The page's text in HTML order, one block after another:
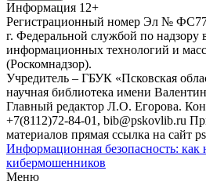
Информация 12+
Регистрационный номер Эл №
г. Федеральной службой по надзору
информационных технологий и
(Роскомнадзор).
Учредитель – ГБУК «Псковская
научная библиотека имени
Главный редактор Л.О. Егорова.
+7(8112)72-84-01, bib@pskovlib.ru
материалов прямая ссылка на сайт
Информационная безопасность: как
кибермошенников
Меню